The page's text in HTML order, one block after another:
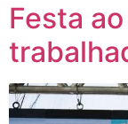
Festa